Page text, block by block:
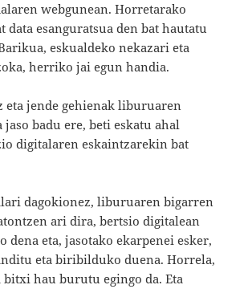
webgunean. Horretarako
data esanguratsua den bat hautatu
eskualdeko nekazari eta
herriko jai egun handia.
eta jende gehienak liburuaren
jaso badu ere, beti eskatu ahal
digitalaren eskaintzarekin bat
dagokionez, liburuaren bigarren
ari dira, bertsio digitalean
dena eta, jasotako ekarpenei esker,
eta biribilduko duena. Horrela,
hau burutu egingo da. Eta